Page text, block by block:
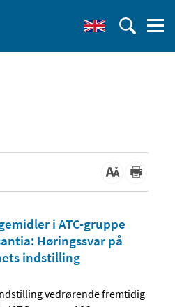
i ATC-gruppe
Høringssvar på
indstilling
vedrørende fremtidig